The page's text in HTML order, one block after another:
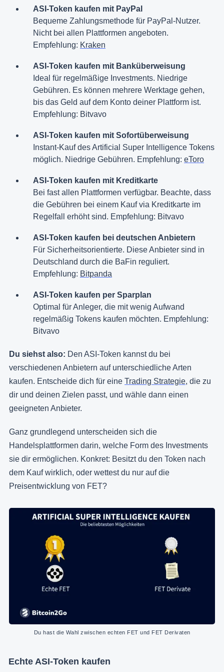
ASI-Token kaufen mit PayPal
Bequeme Zahlungsmethode für PayPal-Nutzer.
Nicht bei allen Plattformen angeboten.
Empfehlung: Kraken
ASI-Token kaufen mit Banküberweisung
Ideal für regelmäßige Investments. Niedrige
Gebühren. Es können mehrere Werktage gehen,
bis das Geld auf dem Konto deiner Plattform ist.
Empfehlung: Bitvavo
ASI-Token kaufen mit Sofortüberweisung
Instant-Kauf des Artificial Super Intelligence Tokens
möglich. Niedrige Gebühren. Empfehlung: eToro
ASI-Token kaufen mit Kreditkarte
Bei fast allen Plattformen verfügbar. Beachte, dass
die Gebühren bei einem Kauf via Kreditkarte im
Regelfall erhöht sind. Empfehlung: Bitvavo
ASI-Token kaufen bei deutschen Anbietern
Für Sicherheitsorientierte. Diese Anbieter sind in
Deutschland durch die BaFin reguliert.
Empfehlung: Bitpanda
ASI-Token kaufen per Sparplan
Optimal für Anleger, die mit wenig Aufwand
regelmäßig Tokens kaufen möchten. Empfehlung:
Bitvavo
Du siehst also: Den ASI-Token kannst du bei
verschiedenen Anbietern auf unterschiedliche Arten
kaufen. Entscheide dich für eine Trading Strategie, die zu
dir und deinen Zielen passt, und wähle dann einen
geeigneten Anbieter.
Ganz grundlegend unterscheiden sich die
Handelsplattformen darin, welche Form des Investments
sie dir ermöglichen. Konkret: Besitzt du den Token nach
dem Kauf wirklich, oder wettest du nur auf die
Preisentwicklung von FET?
Du hast die Wahl zwischen echten FET und FET Derivaten
Echte ASI-Token kaufen